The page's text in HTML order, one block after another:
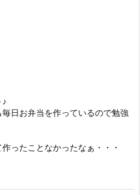
日お弁当を作っているので勉強
ったことなかったなぁ・・・